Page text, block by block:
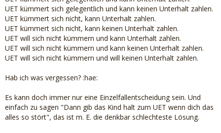
UET kümmert sich gelegentlich und kann keinen Unterhalt zahlen.
UET kümmert sich nicht, kann Unterhalt zahlen.
UET kümmert sich nicht, kann keinen Unterhalt zahlen.
UET will sich nicht kümmern und kann Unterhalt zahlen.
UET will sich nicht kümmern und kann keinen Unterhalt zahlen.
UET will sich nicht kümmern und will keinen Unterhalt zahlen.
Hab ich was vergessen? :hae:
Es kann doch immer nur eine Einzelfallentscheidung sein. Und
einfach zu sagen "Dann gib das Kind halt zum UET wenn dich das
alles so stört", das ist m. E. die denkbar schlechteste Lösung.